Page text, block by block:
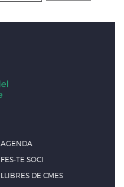
AGENDA
FES-TE SOCI
LLIBRES DE CMES